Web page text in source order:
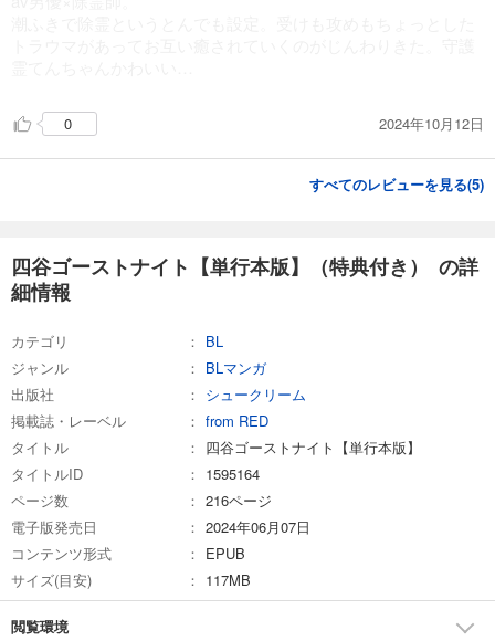
0 2024年10月12日
すべてのレビューを見る(5)
四谷ゴーストナイト【単行本版】（特典付き） の詳
細情報
カテゴリ
BL
ジャンル
BLマンガ
出版社
シュークリーム
掲載誌・レーベル
from RED
タイトル
四谷ゴーストナイト【単行本版】
タイトルID
1595164
ページ数
216ページ
電子版発売日
2024年06月07日
コンテンツ形式
EPUB
サイズ(目安)
117MB
閲覧環境